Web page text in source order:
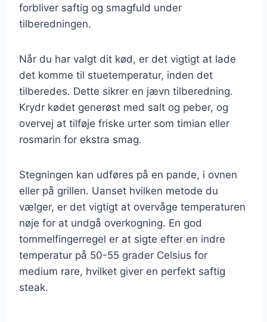
forbliver saftig og smagfuld under
tilberedningen.
Når du har valgt dit kød, er det vigtigt at lade
det komme til stuetemperatur, inden det
tilberedes. Dette sikrer en jævn tilberedning.
Krydr kødet generøst med salt og peber, og
overvej at tilføje friske urter som timian eller
rosmarin for ekstra smag.
Stegningen kan udføres på en pande, i ovnen
eller på grillen. Uanset hvilken metode du
vælger, er det vigtigt at overvåge temperaturen
nøje for at undgå overkogning. En god
tommelfingerregel er at sigte efter en indre
temperatur på 50-55 grader Celsius for
medium rare, hvilket giver en perfekt saftig
steak.